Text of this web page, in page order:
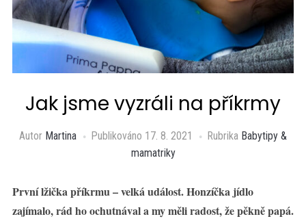
Jak jsme vyzráli na příkrmy
Autor Martina Publikováno 17. 8. 2021 Rubrika Babytipy &
mamatriky
První lžička příkrmu – velká událost. Honzíčka jídlo
zajímalo, rád ho ochutnával a my měli radost, že pěkně papá.